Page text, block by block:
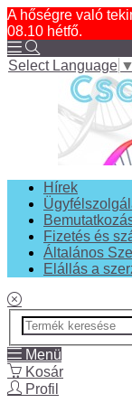
A hőségre való
08.10 hétfő.
Select Language ▼
Hírek
Fizetés és
Általános
Elállás a
Menü
Kosár
Profil